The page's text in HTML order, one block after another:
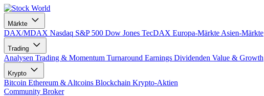
Märkte
DAX/MDAX Nasdaq S&P 500 Dow Jones TecDAX Europa-Märkte Asien-Märkte
Trading
Analysen Trading & Momentum Turnaround Earnings Dividenden Value & Growth
Krypto
Bitcoin Ethereum & Altcoins Blockchain Krypto-Aktien
Community Broker